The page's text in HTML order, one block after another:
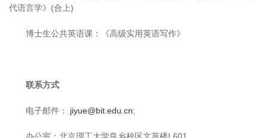
代语言学》(合上)
博士生公共英语课：《高级实用英语写作》
联系方式
电子邮件： jiyue@bit.edu.cn;
办公室：北京理工大学良乡校区文萃楼L601